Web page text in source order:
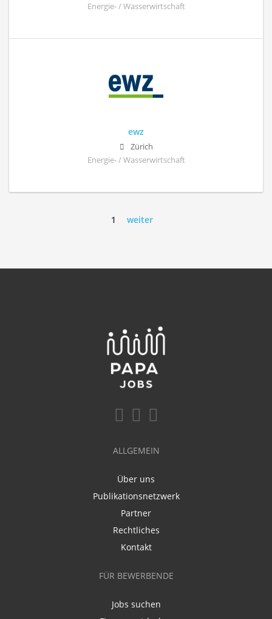
Energie- / Wasserwirtschaft
ewz
Zürich
Energie- / Wasserwirtschaft
1 weiter
ALLGEMEIN
Über uns
Publikationsnetzwerk
Partner
Rechtliches
Kontakt
FÜR BEWERBENDE
Jobs suchen